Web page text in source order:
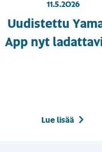
11.5.2026
Uudistettu
App nyt
Lue lisää